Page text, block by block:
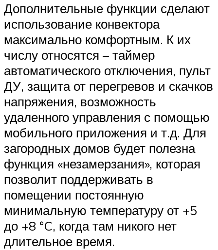
Дополнительные функции сделают
использование конвектора
максимально комфортным. К их
числу относятся – таймер
автоматического отключения, пульт
ДУ, защита от перегревов и скачков
напряжения, возможность
удаленного управления с помощью
мобильного приложения и т.д. Для
загородных домов будет полезна
функция «незамерзания», которая
позволит поддерживать в
помещении постоянную
минимальную температуру от +5
до +8 °C, когда там никого нет
длительное время.